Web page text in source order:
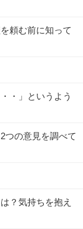
頼む前に知って
・」というよう
つの意見を調べて
？気持ちを抱え